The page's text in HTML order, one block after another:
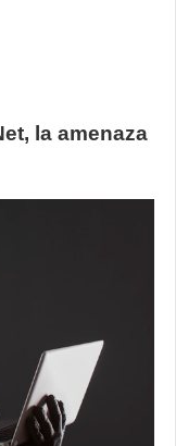
la amenaza